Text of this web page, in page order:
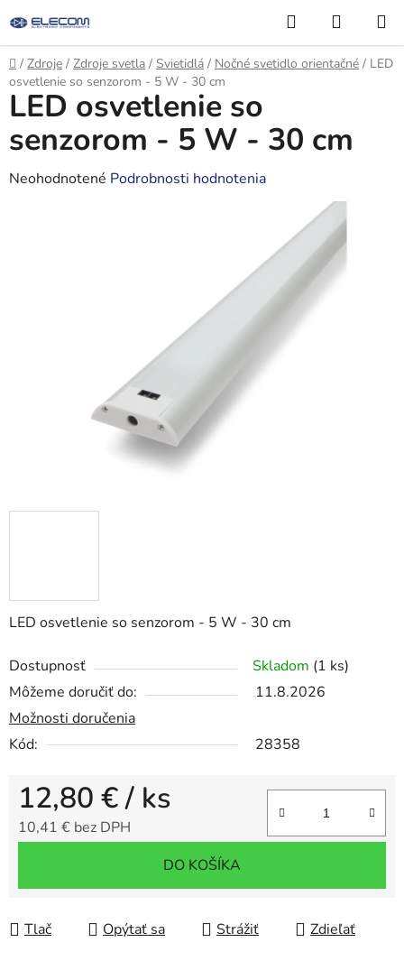
na
obsah
Hľadať
KOŠÍK
Domov
/ Zdroje / Zdroje svetla / Svietidlá / Nočné svetidlo orientačné / LED
osvetlenie so senzorom - 5 W - 30 cm
LED osvetlenie so senzorom - 5 W - 30 cm
Dostupnosť Skladom (1 ks)
Môžeme doručiť do:
11.8.2026
Možnosti doručenia
Kód:
28358
12,80 €/ ks
10,41 € bez DPH
DO KOŠÍKA
Tlač Opýtať sa Strážiť Zdieľať
LED osvetlenie so
senzorom - 5 W - 30 cm
Priemerné
Neohodnotené Podrobnosti hodnotenia